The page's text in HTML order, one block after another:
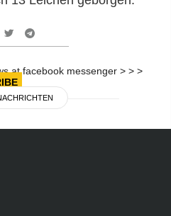
at facebook messenger > > >